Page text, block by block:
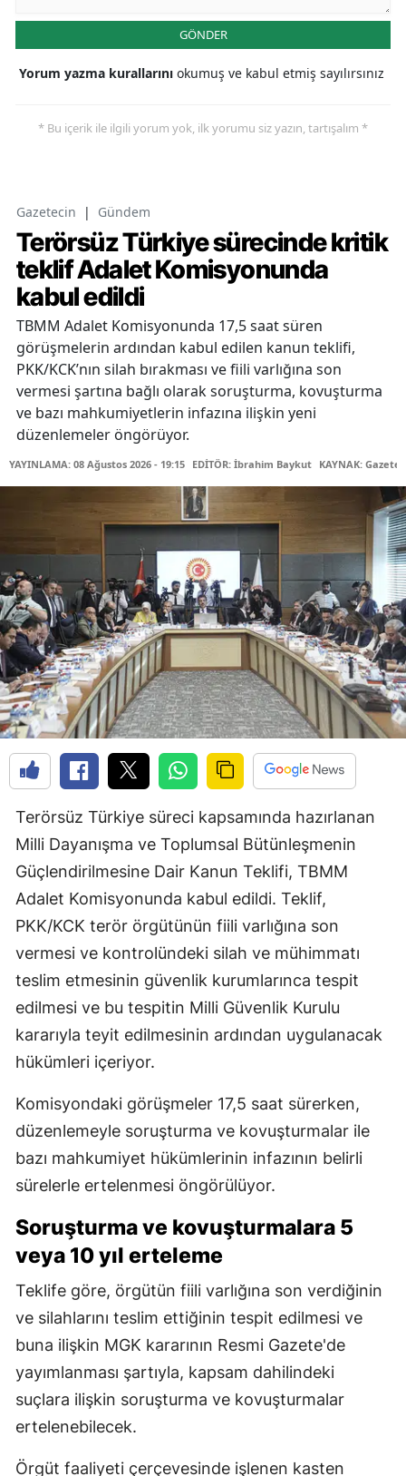
GÖNDER
Yorum yazma kurallarını okumuş ve kabul etmiş sayılırsınız
* Bu içerik ile ilgili yorum yok, ilk yorumu siz yazın, tartışalım *
Gazetecin | Gündem
Terörsüz Türkiye sürecinde kritik
teklif Adalet Komisyonunda
kabul edildi
TBMM Adalet Komisyonunda 17,5 saat süren
görüşmelerin ardından kabul edilen kanun teklifi,
PKK/KCK’nın silah bırakması ve fiili varlığına son
vermesi şartına bağlı olarak soruşturma, kovuşturma
ve bazı mahkumiyetlerin infazına ilişkin yeni
düzenlemeler öngörüyor.
YAYINLAMA: 08 Ağustos 2026 - 19:15 EDİTÖR: İbrahim Baykut KAYNAK:
Terörsüz Türkiye süreci kapsamında hazırlanan
Milli Dayanışma ve Toplumsal Bütünleşmenin
Güçlendirilmesine Dair Kanun Teklifi, TBMM
Adalet Komisyonunda kabul edildi. Teklif,
PKK/KCK terör örgütünün fiili varlığına son
vermesi ve kontrolündeki silah ve mühimmatı
teslim etmesinin güvenlik kurumlarınca tespit
edilmesi ve bu tespitin Milli Güvenlik Kurulu
kararıyla teyit edilmesinin ardından uygulanacak
hükümleri içeriyor.
Komisyondaki görüşmeler 17,5 saat sürerken,
düzenlemeyle soruşturma ve kovuşturmalar ile
bazı mahkumiyet hükümlerinin infazının belirli
sürelerle ertelenmesi öngörülüyor.
Soruşturma ve kovuşturmalara 5
veya 10 yıl erteleme
Teklife göre, örgütün fiili varlığına son verdiğinin
ve silahlarını teslim ettiğinin tespit edilmesi ve
buna ilişkin MGK kararının Resmi Gazete'de
yayımlanması şartıyla, kapsam dahilindeki
suçlara ilişkin soruşturma ve kovuşturmalar
ertelenebilecek.
Örgüt faaliyeti çerçevesinde işlenen kasten